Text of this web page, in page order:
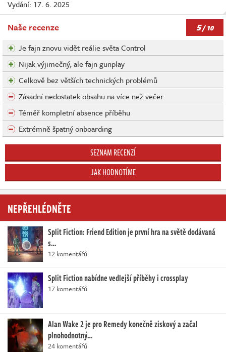
Vydání: 17. 6. 2025
Naše recenze 5/ 10
Je fajn znovu vidět reálie světa Control
Nijak výjimečný, ale fajn gunplay
Celkově bez větších technických problémů
Zásadní nedostatek obsahu na více než večer
Téměř kompletní absence příběhu
Extrémně špatný onboarding
SEZNAM RECENZÍ
JAK HODNOTÍME
NEPŘEHLÉDNĚTE
Split Fiction: Friend Edition je první hra na světě dodávaná
s…
12 komentářů
Split Fiction nabídne vedlejší příběhy i crossplay
17 komentářů
Alan Wake 2 je pro Remedy konečně ziskový a začal
plnohodnotný…
24 komentářů